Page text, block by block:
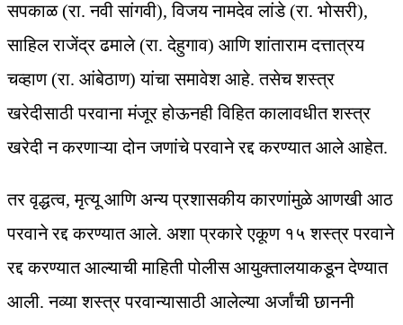
सपकाळ (रा. नवी सांगवी), विजय नामदेव लांडे (रा. भोसरी),
साहिल राजेंद्र ढमाले (रा. देहुगाव) आणि शांताराम दत्तात्रय
चव्हाण (रा. आंबेठाण) यांचा समावेश आहे. तसेच शस्त्र
खरेदीसाठी परवाना मंजूर होऊनही विहित कालावधीत शस्त्र
खरेदी न करणाऱ्या दोन जणांचे परवाने रद्द करण्यात आले आहेत.
तर वृद्धत्व, मृत्यू आणि अन्य प्रशासकीय कारणांमुळे आणखी आठ
परवाने रद्द करण्यात आले. अशा प्रकारे एकूण १५ शस्त्र परवाने
रद्द करण्यात आल्याची माहिती पोलीस आयुक्तालयाकडून देण्यात
आली. नव्या शस्त्र परवान्यासाठी आलेल्या अर्जांची छाननी